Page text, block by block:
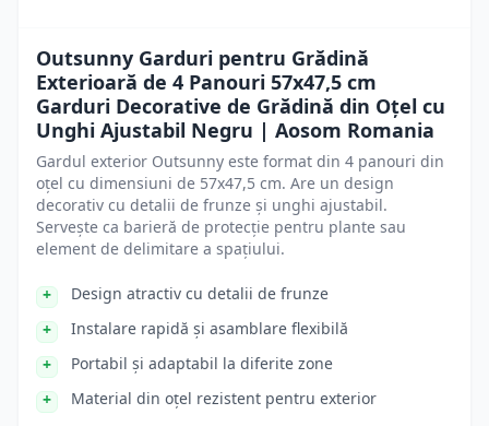
Outsunny Garduri pentru Grădină
Exterioară de 4 Panouri 57x47,5 cm
Garduri Decorative de Grădină din Oțel cu
Unghi Ajustabil Negru | Aosom Romania
Gardul exterior Outsunny este format din 4 panouri din
oțel cu dimensiuni de 57x47,5 cm. Are un design
decorativ cu detalii de frunze și unghi ajustabil.
Servește ca barieră de protecție pentru plante sau
element de delimitare a spațiului.
Design atractiv cu detalii de frunze
Instalare rapidă și asamblare flexibilă
Portabil și adaptabil la diferite zone
Material din oțel rezistent pentru exterior